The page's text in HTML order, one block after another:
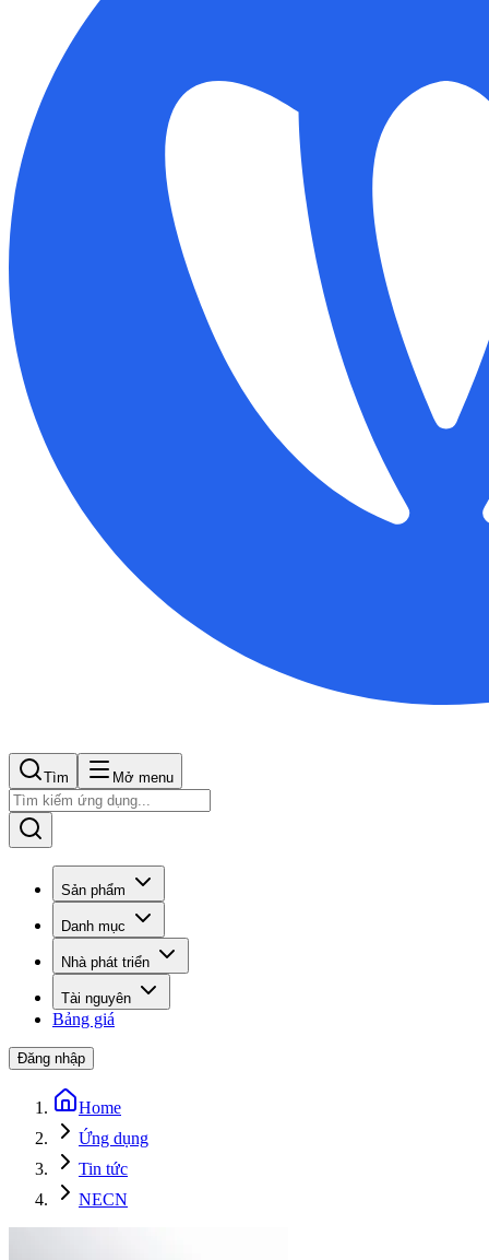
Tìm Mở menu
Sản phẩm
Danh mục
Nhà phát triển
Tài nguyên
Bảng giá
Đăng nhập
Home
Ứng dụng
Tin tức
NECN